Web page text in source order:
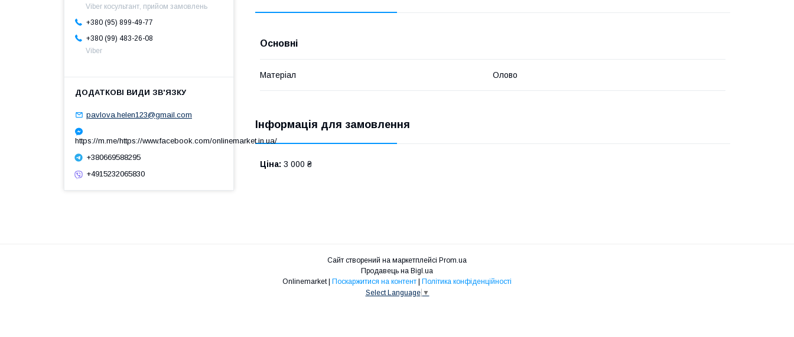
Основні
Матеріал Олово
Інформація для замовлення
Ціна: 3 000 ₴
Viber косультант, прийом замовлень
+380 (95) 899-49-77
+380 (99) 483-26-08
Viber
pavlova.helen123@gmail.com
https://m.me/https://www.facebook.com/onlinemarket.in.ua/
+380669588295
+4915232065830
Сайт створений на маркетплейсі Prom.ua
Продавець на Bigl.ua
Onlinemarket | Поскаржитися на контент | Політика конфіденційності
Select Language ▼